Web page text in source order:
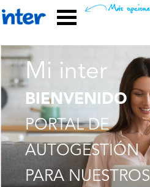
Mi inter
BIENVENIDO
PORTAL DE
AUTOGESTIÓN
PARA NUESTROS